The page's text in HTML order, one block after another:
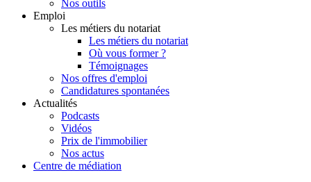
Nos outils
Emploi
Les métiers du notariat
Les métiers du notariat
Où vous former ?
Témoignages
Nos offres d'emploi
Candidatures spontanées
Actualités
Podcasts
Vidéos
Prix de l'immobilier
Nos actus
Centre de médiation